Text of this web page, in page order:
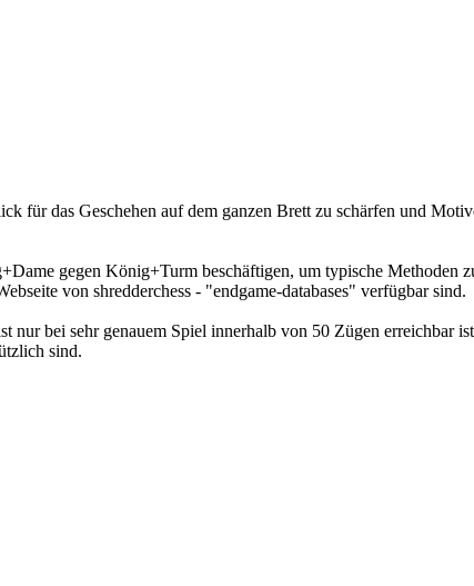
das Geschehen auf dem ganzen Brett zu schärfen und
gegen König+Turm beschäftigen, um typische Methoden
von shredderchess - "endgame-databases" verfügbar sind.
nur bei sehr genauem Spiel innerhalb von 50 Zügen
sind.